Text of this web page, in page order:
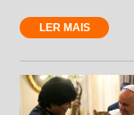
LER MAIS